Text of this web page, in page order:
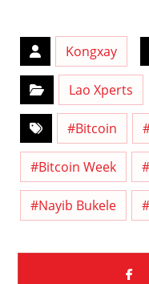
Kongxay
Lao Xperts
#Bitcoin
#Bitcoin Week
#Nayib Bukele